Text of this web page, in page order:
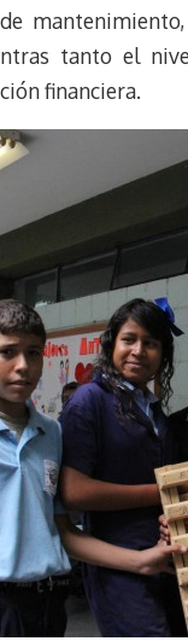
tanto el
financiera.